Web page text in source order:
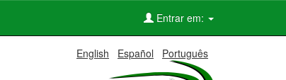
Entrar em:
English Español Português